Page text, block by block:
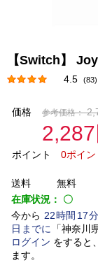
【Switch】
4.5 (83)
価格 参考価格：
2,287
ポイント
0ポイ
送料
無料
在庫状況： 〇
今から 22時間 17
日 までに 「神奈川
ログイン をすると
ます。